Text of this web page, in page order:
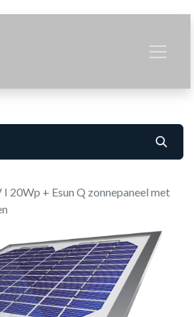
I 20Wp + Esun Q zonnepaneel met